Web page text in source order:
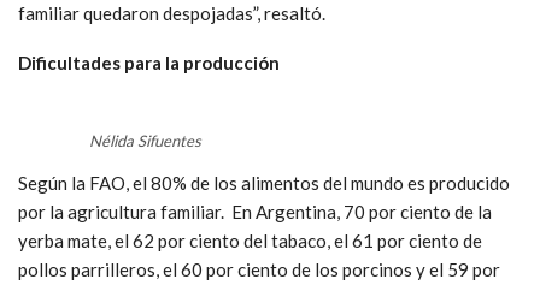
familiar quedaron despojadas”, resaltó.
Dificultades para la producción
Nélida Sifuentes
Según la FAO, el 80% de los alimentos del mundo es producido
por la agricultura familiar. En Argentina, 70 por ciento de la
yerba mate, el 62 por ciento del tabaco, el 61 por ciento de
pollos parrilleros, el 60 por ciento de los porcinos y el 59 por